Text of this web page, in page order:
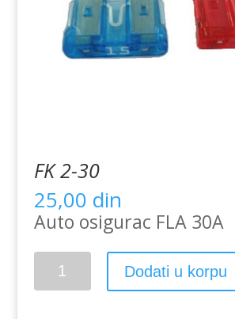
FK 2-30
25,00 din
Auto osigurac FLA 30A
FK
2-
Dodati u korpu